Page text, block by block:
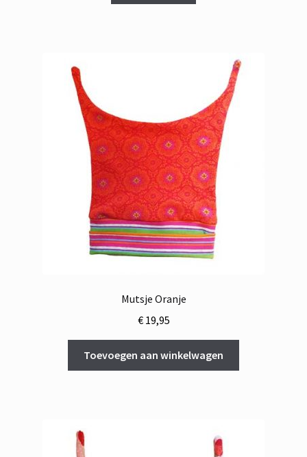
Mutsje Oranje
€19,95
Toevoegen aan winkelwagen